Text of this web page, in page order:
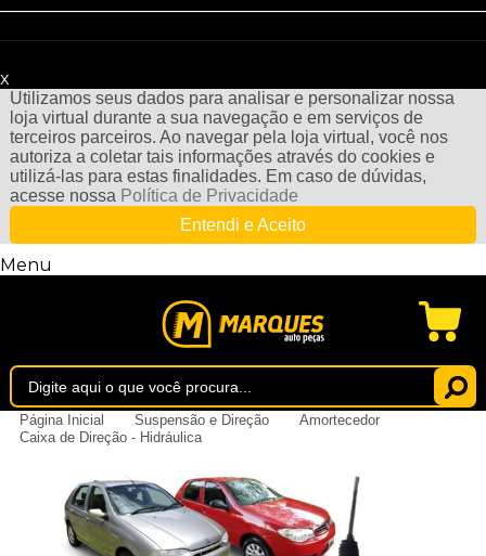
x
Utilizamos seus dados para analisar e personalizar nossa
loja virtual durante a sua navegação e em serviços de
terceiros parceiros. Ao navegar pela loja virtual, você nos
autoriza a coletar tais informações através do cookies e
utilizá-las para estas finalidades. Em caso de dúvidas,
acesse nossa Política de Privacidade
Entendi e Aceito
Menu
Página Inicial Suspensão e Direção
Amortecedor
Caixa de Direção - Hidráulica